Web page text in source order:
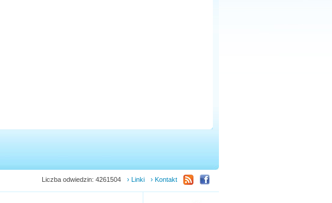
› Kontakt
› Linki
Liczba odwiedzin: 4261504